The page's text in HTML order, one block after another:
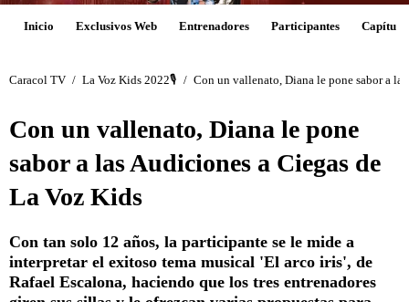
Inicio Exclusivos Web Entrenadores Participantes
Caracol TV / La Voz Kids 2022🎙️ / Con un vallenato, Diana le pone sabor a
Con un vallenato, Diana le pone
sabor a las Audiciones a Ciegas de
La Voz Kids
Con tan solo 12 años, la participante se le mide a
interpretar el exitoso tema musical 'El arco iris', de
Rafael Escalona, haciendo que los tres entrenadores